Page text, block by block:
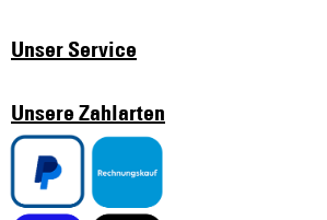
Unser Service
Unsere Zahlarten